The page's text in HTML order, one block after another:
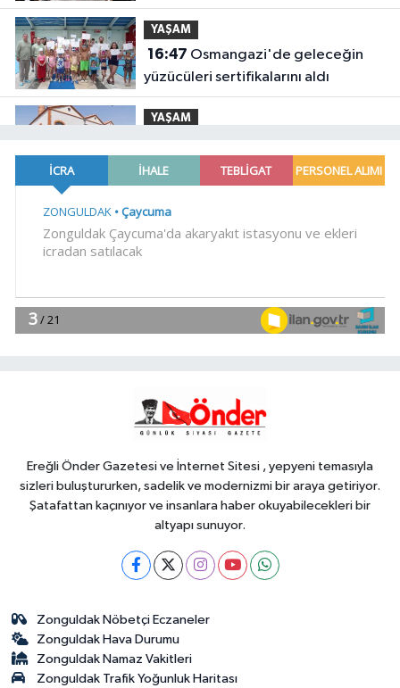
YAŞAM
16:47
yüzücüleri sertifikalarını aldı
YAŞAM
gençleri İzmir'de
16:30Minik Hazar Ali, ilk kez 'anne'
16:19 Toplu taşımaya sıkı denetim
Ereğli Önder Gazetesi ve İnternet Sitesi , yepyeni temasıyla
sizleri buluştururken, sadelik ve modernizmi bir araya getiriyor.
Şatafattan kaçınıyor ve insanlara haber okuyabilecekleri bir
altyapı sunuyor.
Zonguldak Nöbetçi Eczaneler
Zonguldak Hava Durumu
Zonguldak Namaz Vakitleri
Zonguldak Trafik Yoğunluk Haritası